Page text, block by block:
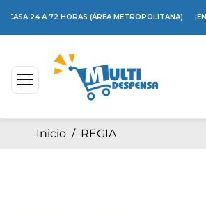
CASA 24 A 72 HORAS (ÁREA METROPOLITANA)
Inicio / REGIA